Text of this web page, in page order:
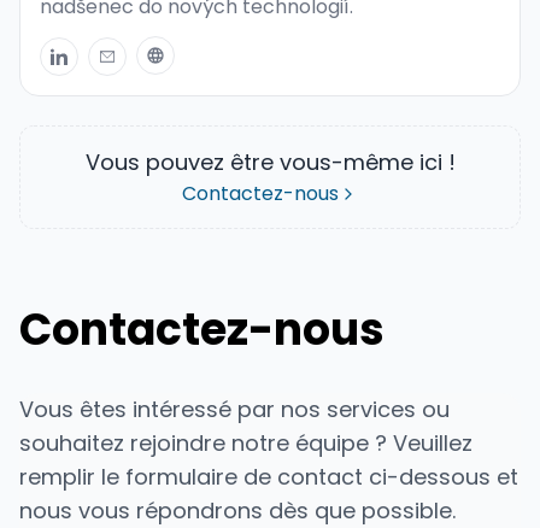
nadšenec do nových technologií.
Vous pouvez être vous-même ici !
Contactez-nous
Contactez-nous
Vous êtes intéressé par nos services ou
souhaitez rejoindre notre équipe ? Veuillez
remplir le formulaire de contact ci-dessous et
nous vous répondrons dès que possible.